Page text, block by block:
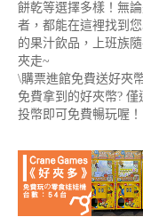
餅乾等選擇多樣！無
者，都能在這裡找到
的果汁飲品，上班族
夾走~
\購票進館免費送好夾
免費拿到的好夾幣?
投幣即可免費暢玩喔！